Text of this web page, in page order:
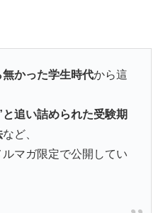
かった学生時代から這
追い詰められた受験期
など、
マガ限定で公開してい